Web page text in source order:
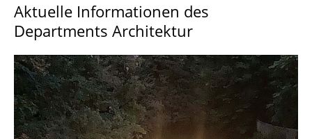
Aktuelle Informationen des
Departments Architektur